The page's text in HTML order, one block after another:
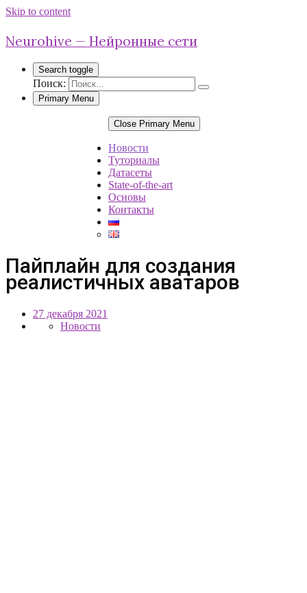
Skip to content
Neurohive — Нейронные сети
Search toggle
Поиск:
Primary Menu
Close Primary Menu
Новости
Туториалы
Датасеты
State-of-the-art
Основы
Контакты
Пайплайн для создания
реалистичных аватаров
27 декабря 2021
Новости